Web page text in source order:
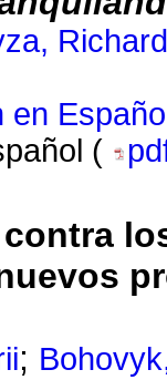
Richard
en
(
;